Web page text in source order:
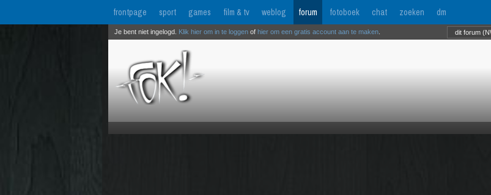
frontpage sport games film & tv weblog forum fotoboek chat zoeken dm
Je bent niet ingelogd. Klik hier om in te loggen of hier om een gratis account aan te maken